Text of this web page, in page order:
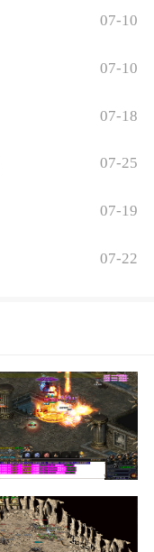
07-10
07-10
07-18
07-25
07-19
07-22